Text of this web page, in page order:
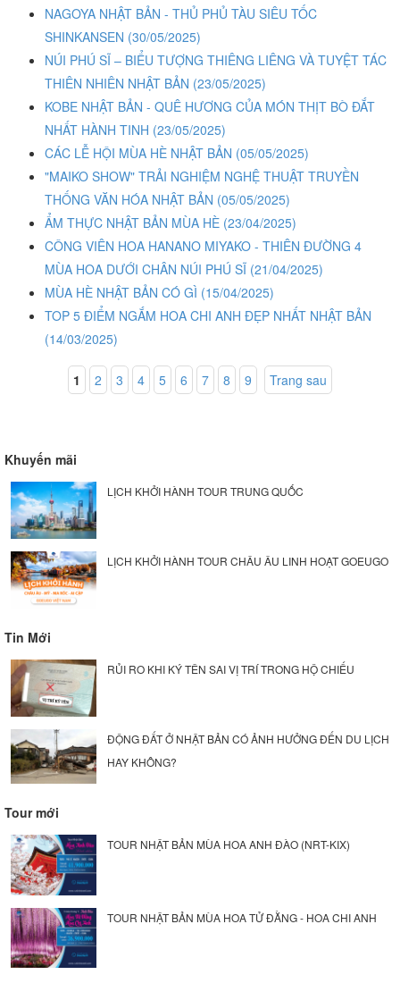
NAGOYA NHẬT BẢN - THỦ PHỦ TÀU SIÊU TỐC
SHINKANSEN (30/05/2025)
NÚI PHÚ SĨ – BIỂU TƯỢNG THIÊNG LIÊNG VÀ TUYỆT TÁC
THIÊN NHIÊN NHẬT BẢN (23/05/2025)
KOBE NHẬT BẢN - QUÊ HƯƠNG CỦA MÓN THỊT BÒ ĐẮT
NHẤT HÀNH TINH (23/05/2025)
CÁC LỄ HỘI MÙA HÈ NHẬT BẢN (05/05/2025)
"MAIKO SHOW" TRẢI NGHIỆM NGHỆ THUẬT TRUYỀN
THỐNG VĂN HÓA NHẬT BẢN (05/05/2025)
ẨM THỰC NHẬT BẢN MÙA HÈ (23/04/2025)
CÔNG VIÊN HOA HANANO MIYAKO - THIÊN ĐƯỜNG 4
MÙA HOA DƯỚI CHÂN NÚI PHÚ SĨ (21/04/2025)
MÙA HÈ NHẬT BẢN CÓ GÌ (15/04/2025)
TOP 5 ĐIỂM NGẮM HOA CHI ANH ĐẸP NHẤT NHẬT BẢN
(14/03/2025)
1 2 3 4 5 6 7 8 9 Trang sau
Khuyến mãi
LỊCH KHỞI HÀNH TOUR TRUNG QUỐC
LỊCH KHỞI HÀNH TOUR CHÂU ÂU LINH HOẠT GOEUGO
Tin Mới
RỦI RO KHI KÝ TÊN SAI VỊ TRÍ TRONG HỘ CHIẾU
ĐỘNG ĐẤT Ở NHẬT BẢN CÓ ẢNH HƯỞNG ĐẾN DU LỊCH
HAY KHÔNG?
Tour mới
TOUR NHẬT BẢN MÙA HOA ANH ĐÀO (NRT-KIX)
TOUR NHẬT BẢN MÙA HOA TỬ ĐẰNG - HOA CHI ANH